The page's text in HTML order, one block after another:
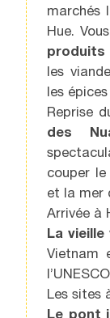
marchés
Hue.
produits
les
les
Reprise
des
couper
et la mer
Arrivée à
La vieille
Vietnam
Les sites
Le pont